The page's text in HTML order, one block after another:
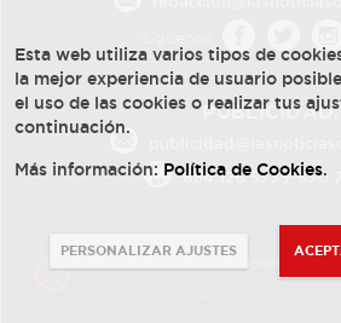
PUBLICIDAD:
684 126 573/670
Esta web utiliza varios tipos de
la mejor experiencia de usuario
el uso de las cookies o realizar tus
continuación.
Más información: Política de Cookies.
PERSONALIZAR AJUSTES